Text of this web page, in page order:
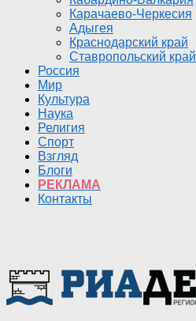
Карачаево-Черкесия
Адыгея
Краснодарский край
Ставропольский край
Россия
Мир
Культура
Наука
Религия
Спорт
Взгляд
Блоги
РЕКЛАМА
Контакты